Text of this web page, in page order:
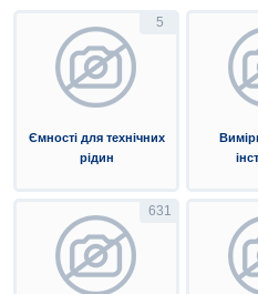
5
Ємності для технічних
рідин
631